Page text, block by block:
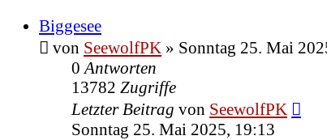
Biggesee
von SeewolfPK » Sonntag 25. Mai
0 Antworten
13782 Zugriffe
Letzter Beitrag von SeewolfPK
Sonntag 25. Mai 2025, 19:13